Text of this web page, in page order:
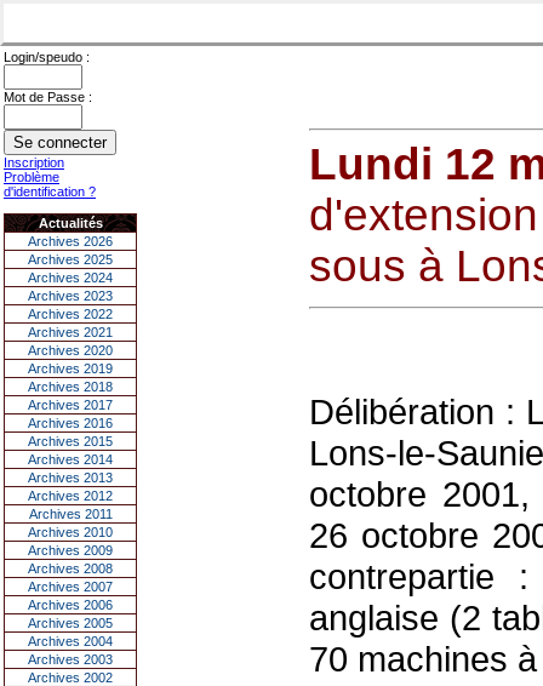
Login/speudo :
Mot de Passe :
Inscription
Problème
d'identification ?
Actualités
Archives 2026
Archives 2025
Archives 2024
Archives 2023
Archives 2022
Archives 2021
Archives 2020
Archives 2019
Archives 2018
Archives 2017
Archives 2016
Archives 2015
Archives 2014
Archives 2013
Archives 2012
Archives 2011
Archives 2010
Archives 2009
Archives 2008
Archives 2007
Archives 2006
Archives 2005
Archives 2004
Archives 2003
Archives 2002
Lundi 12
sous à
Délibération :
Lons-le-
octobre
26 octobre
contrepartie
anglaise (2
70 machines